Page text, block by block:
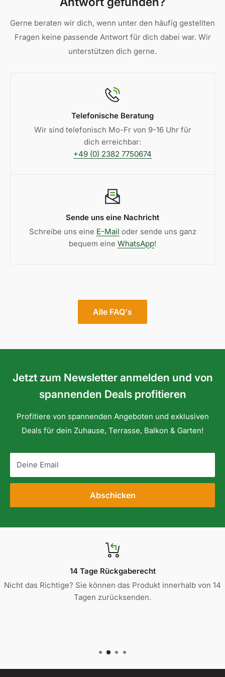
dass jede Retoure reibungslos und transparent
abläuft.
Gerne beraten wir dich, wenn unter den häufig gestellten
Fragen keine passende Antwort für dich dabei war. Wir
unterstützen dich gerne.
Telefonische Beratung
Wir sind telefonisch Mo-Fr von 9-16 Uhr für
dich erreichbar:
+49 (0) 2382 7750674
Sende uns eine Nachricht
Schreibe uns eine E-Mail oder sende uns ganz
bequem eine WhatsApp!
Alle FAQ's
Jetzt zum Newsletter anmelden und von
spannenden Deals profitieren
Profitiere von spannenden Angeboten und exklusiven
Deals für dein Zuhause, Terrasse, Balkon & Garten!
Deine Email
Abschicken
14 Tage Rückgaberecht
Nicht das Richtige? Sie können das Produkt innerhalb von 14
Tagen zurücksenden.